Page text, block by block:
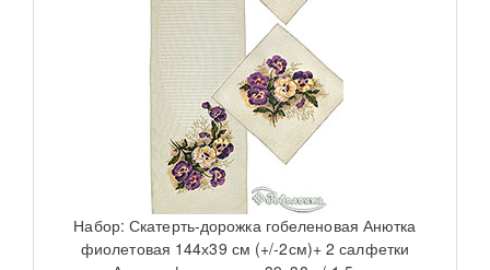
Набор: Скатерть-дорожка гобеленовая Анютка
фиолетовая 144х39 см (+/-2см)+ 2 салфетки